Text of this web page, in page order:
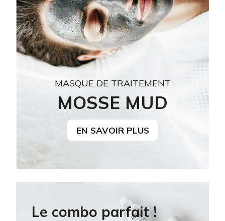
MASQUE DE TRAITEMENT
MOSSE MUD
EN SAVOIR PLUS
Le combo parfait !